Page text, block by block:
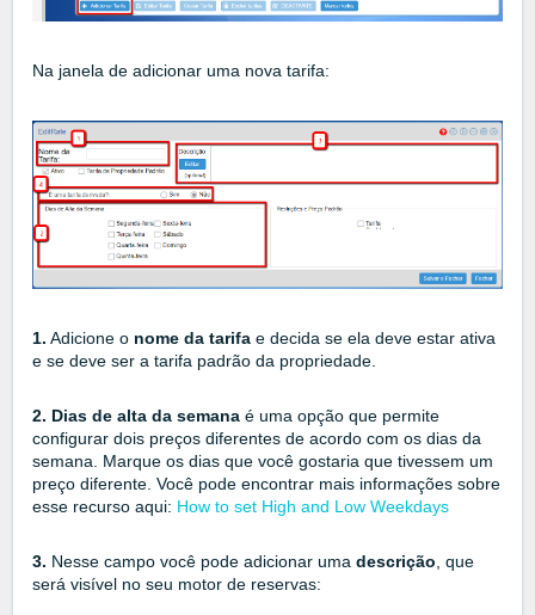
Na janela de adicionar uma nova tarifa:
1. Adicione o nome da tarifa e decida se ela deve estar ativa
e se deve ser a tarifa padrão da propriedade.
2. Dias de alta da semana é uma opção que permite
configurar dois preços diferentes de acordo com os dias da
semana. Marque os dias que você gostaria que tivessem um
preço diferente. Você pode encontrar mais informações sobre
esse recurso aqui: How to set High and Low Weekdays
3. Nesse campo você pode adicionar uma descrição, que
será visível no seu motor de reservas: